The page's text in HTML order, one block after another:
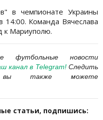
в чемпионате Украины
14:00. Команда Вячеслава
к Мариуполю.
футбольные новости
канал в Telegram!Следить
также можете
статьи, подпишись: